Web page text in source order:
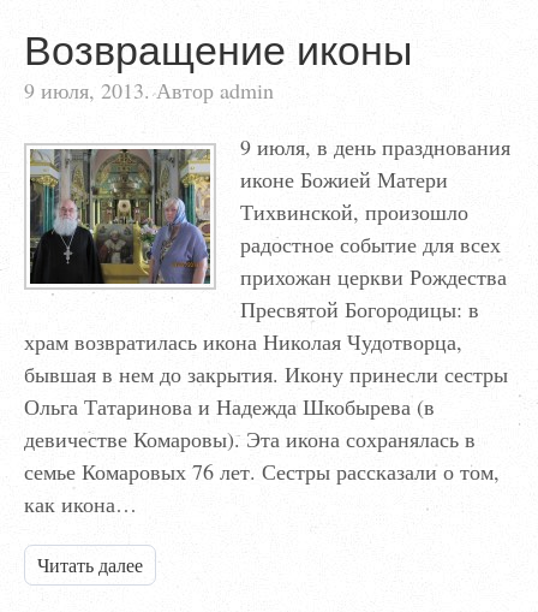
Возвращение иконы
9 июля, 2013. Автор admin
9 июля, в день празднования
иконе Божией Матери
Тихвинской, произошло
радостное событие для всех
прихожан церкви Рождества
Пресвятой Богородицы: в
храм возвратилась икона Николая Чудотворца,
бывшая в нем до закрытия. Икону принесли сестры
Ольга Татаринова и Надежда Шкобырева (в
девичестве Комаровы). Эта икона сохранялась в
семье Комаровых 76 лет. Сестры рассказали о том,
как икона…
Читать далее